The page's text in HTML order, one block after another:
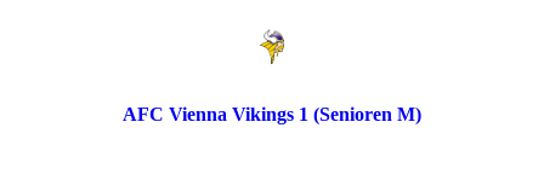
AFC Vienna Vikings 1 (Senioren M)